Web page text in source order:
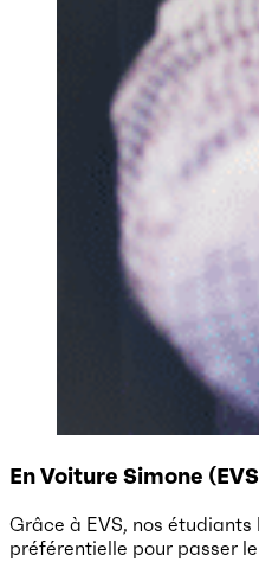
En Voiture Simone
Grâce à EVS, nos étudiants
préférentielle pour passer